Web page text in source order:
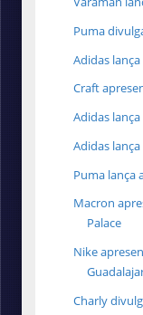
Puma
Adidas
Craft
Adidas
Adidas
Puma lança
Macron
Palace
Nike
Charly